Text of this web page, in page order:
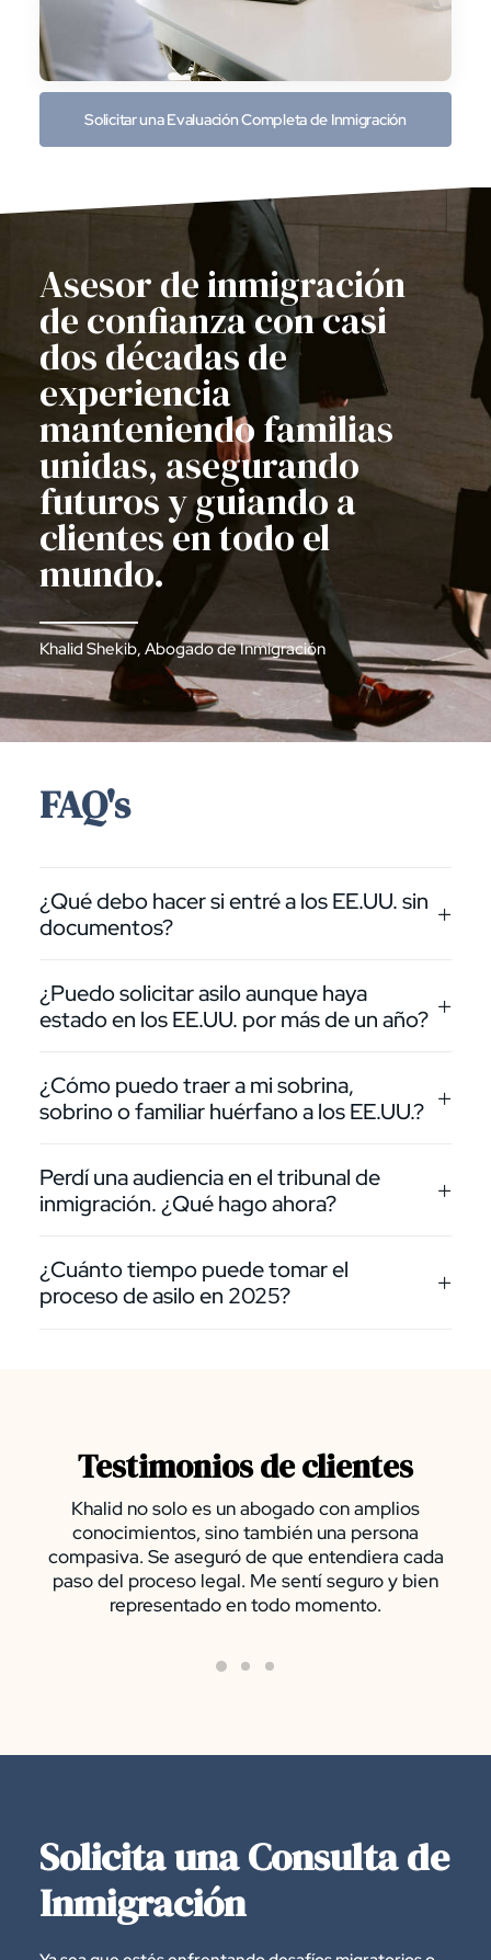
Solicitar una Evaluación Completa de Inmigración
Asesor de inmigración
de confianza con casi
dos décadas de
experiencia
manteniendo familias
unidas, asegurando
futuros y guiando a
clientes en todo el
mundo.
Khalid Shekib, Abogado de Inmigración
FAQ's
¿Qué debo hacer si entré a los EE.UU. sin
documentos?
¿Puedo solicitar asilo aunque haya
estado en los EE.UU. por más de un año?
¿Cómo puedo traer a mi sobrina,
sobrino o familiar huérfano a los EE.UU.?
Perdí una audiencia en el tribunal de
inmigración. ¿Qué hago ahora?
¿Cuánto tiempo puede tomar el
proceso de asilo en 2025?
Testimonios de clientes
Khalid no solo es un abogado con amplios
conocimientos, sino también una persona
compasiva. Se aseguró de que entendiera cada
paso del proceso legal. Me sentí seguro y bien
representado en todo momento.
Solicita una Consulta de
Inmigración